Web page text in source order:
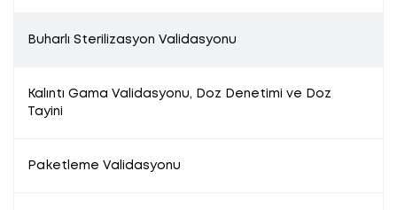
Buharlı Sterilizasyon Validasyonu
Kalıntı Gama Validasyonu, Doz Denetimi ve Doz
Tayini
Paketleme Validasyonu